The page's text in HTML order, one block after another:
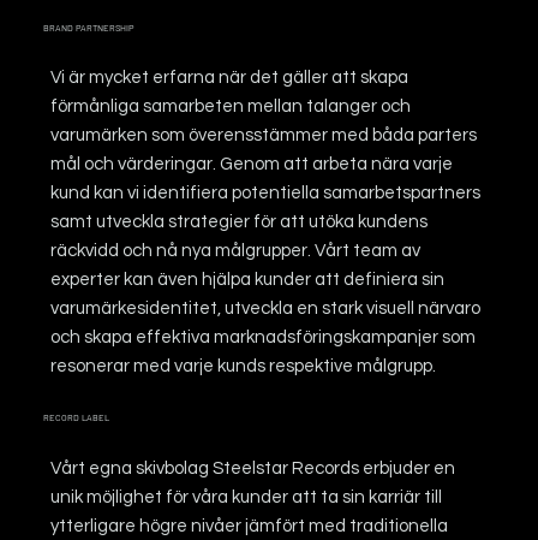
Vi är mycket erfarna när det gäller att skapa
förmånliga samarbeten mellan talanger och
varumärken som överensstämmer med båda parters
mål och värderingar. Genom att arbeta nära varje
kund kan vi identifiera potentiella samarbetspartners
samt utveckla strategier för att utöka kundens
räckvidd och nå nya målgrupper. Vårt team av
experter kan även hjälpa kunder att definiera sin
varumärkesidentitet, utveckla en stark visuell närvaro
och skapa effektiva marknadsföringskampanjer som
resonerar med varje kunds respektive målgrupp.
BRAND PARTNERSHIP
Vårt egna skivbolag Steelstar Records erbjuder en
unik möjlighet för våra kunder att ta sin karriär till
ytterligare högre nivåer jämfört med traditionella
RECORD LABEL